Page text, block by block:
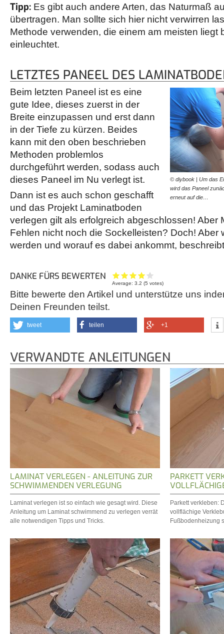
Tipp: Es gibt auch andere Arten, das Naturmaß
übertragen. Man sollte sich hier nicht verwirren
Methode verwenden, die einem am meisten liegt
einleuchtet.
LETZTES PANEEL DES
© diybook | Um das
wird das Paneel
erneut auf die…
Beim letzten Paneel ist es eine
gute Idee, dieses zuerst in der
Breite einzupassen und erst dann
in der Tiefe zu kürzen. Beides
kann mit den oben beschrieben
Methoden problemlos
durchgeführt werden, sodass auch
dieses Paneel im Nu verlegt ist.
Dann ist es auch schon geschafft
und das Projekt Laminatboden
verlegen gilt als erfolgreich abgeschlossen! Aber
Fehlen nicht noch die Sockelleisten? Doch! Aber
werden und worauf es dabei ankommt,
DANKE FÜRS BEWERTEN
Average:3.2 (5 votes)
Bitte bewerte den Artikel und unterstütze uns
Deinen Freunden teilst.
tweet teilen +1
VERWANDTE ANLEITUNGEN
LAMINAT VERLEGEN - ANLEITUNG ZUR
SCHWIMMENDEN VERLEGUNG
Laminat verlegen ist so einfach wie gesagt wird. Diese
Anleitung um Laminat schwimmend zu verlegen verrät
alle notwendigen Tipps und Tricks.
PARKETT
Parkett verkleben:
vollflächige
Fußbodenheizung